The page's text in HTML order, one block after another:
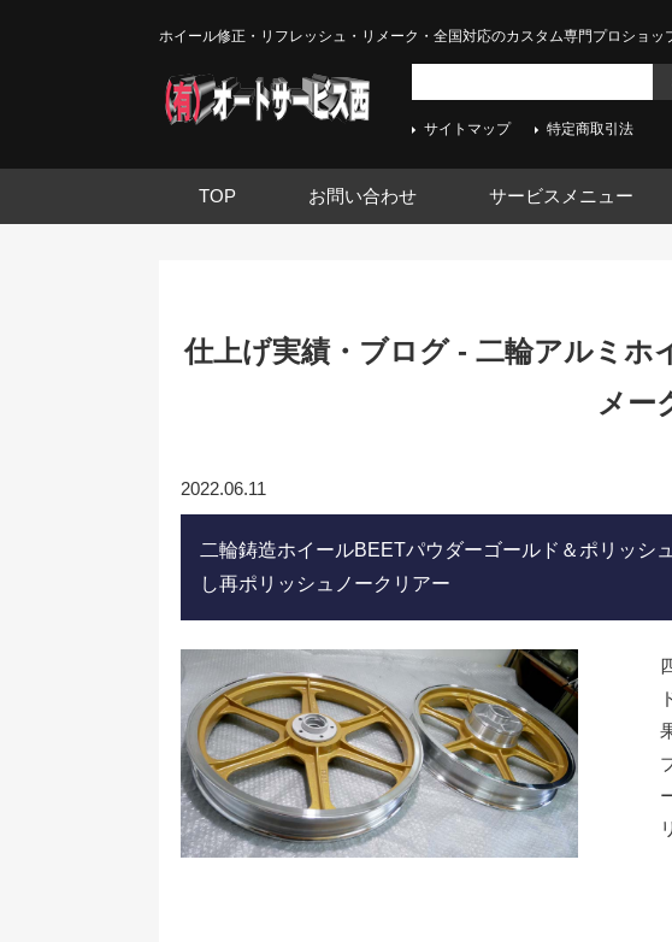
ホイール修正・リフレッシュ・リメーク・全国対応のカスタム専門プロショッ
サイトマップ 特定商取引法
TOP お問い合わせ サービスメニュー
仕上げ実績・ブログ - 二輪アルミホ
メー
2022.06.11
二輪鋳造ホイールBEETパウダーゴールド＆ポリッシ
し再ポリッシュノークリアー